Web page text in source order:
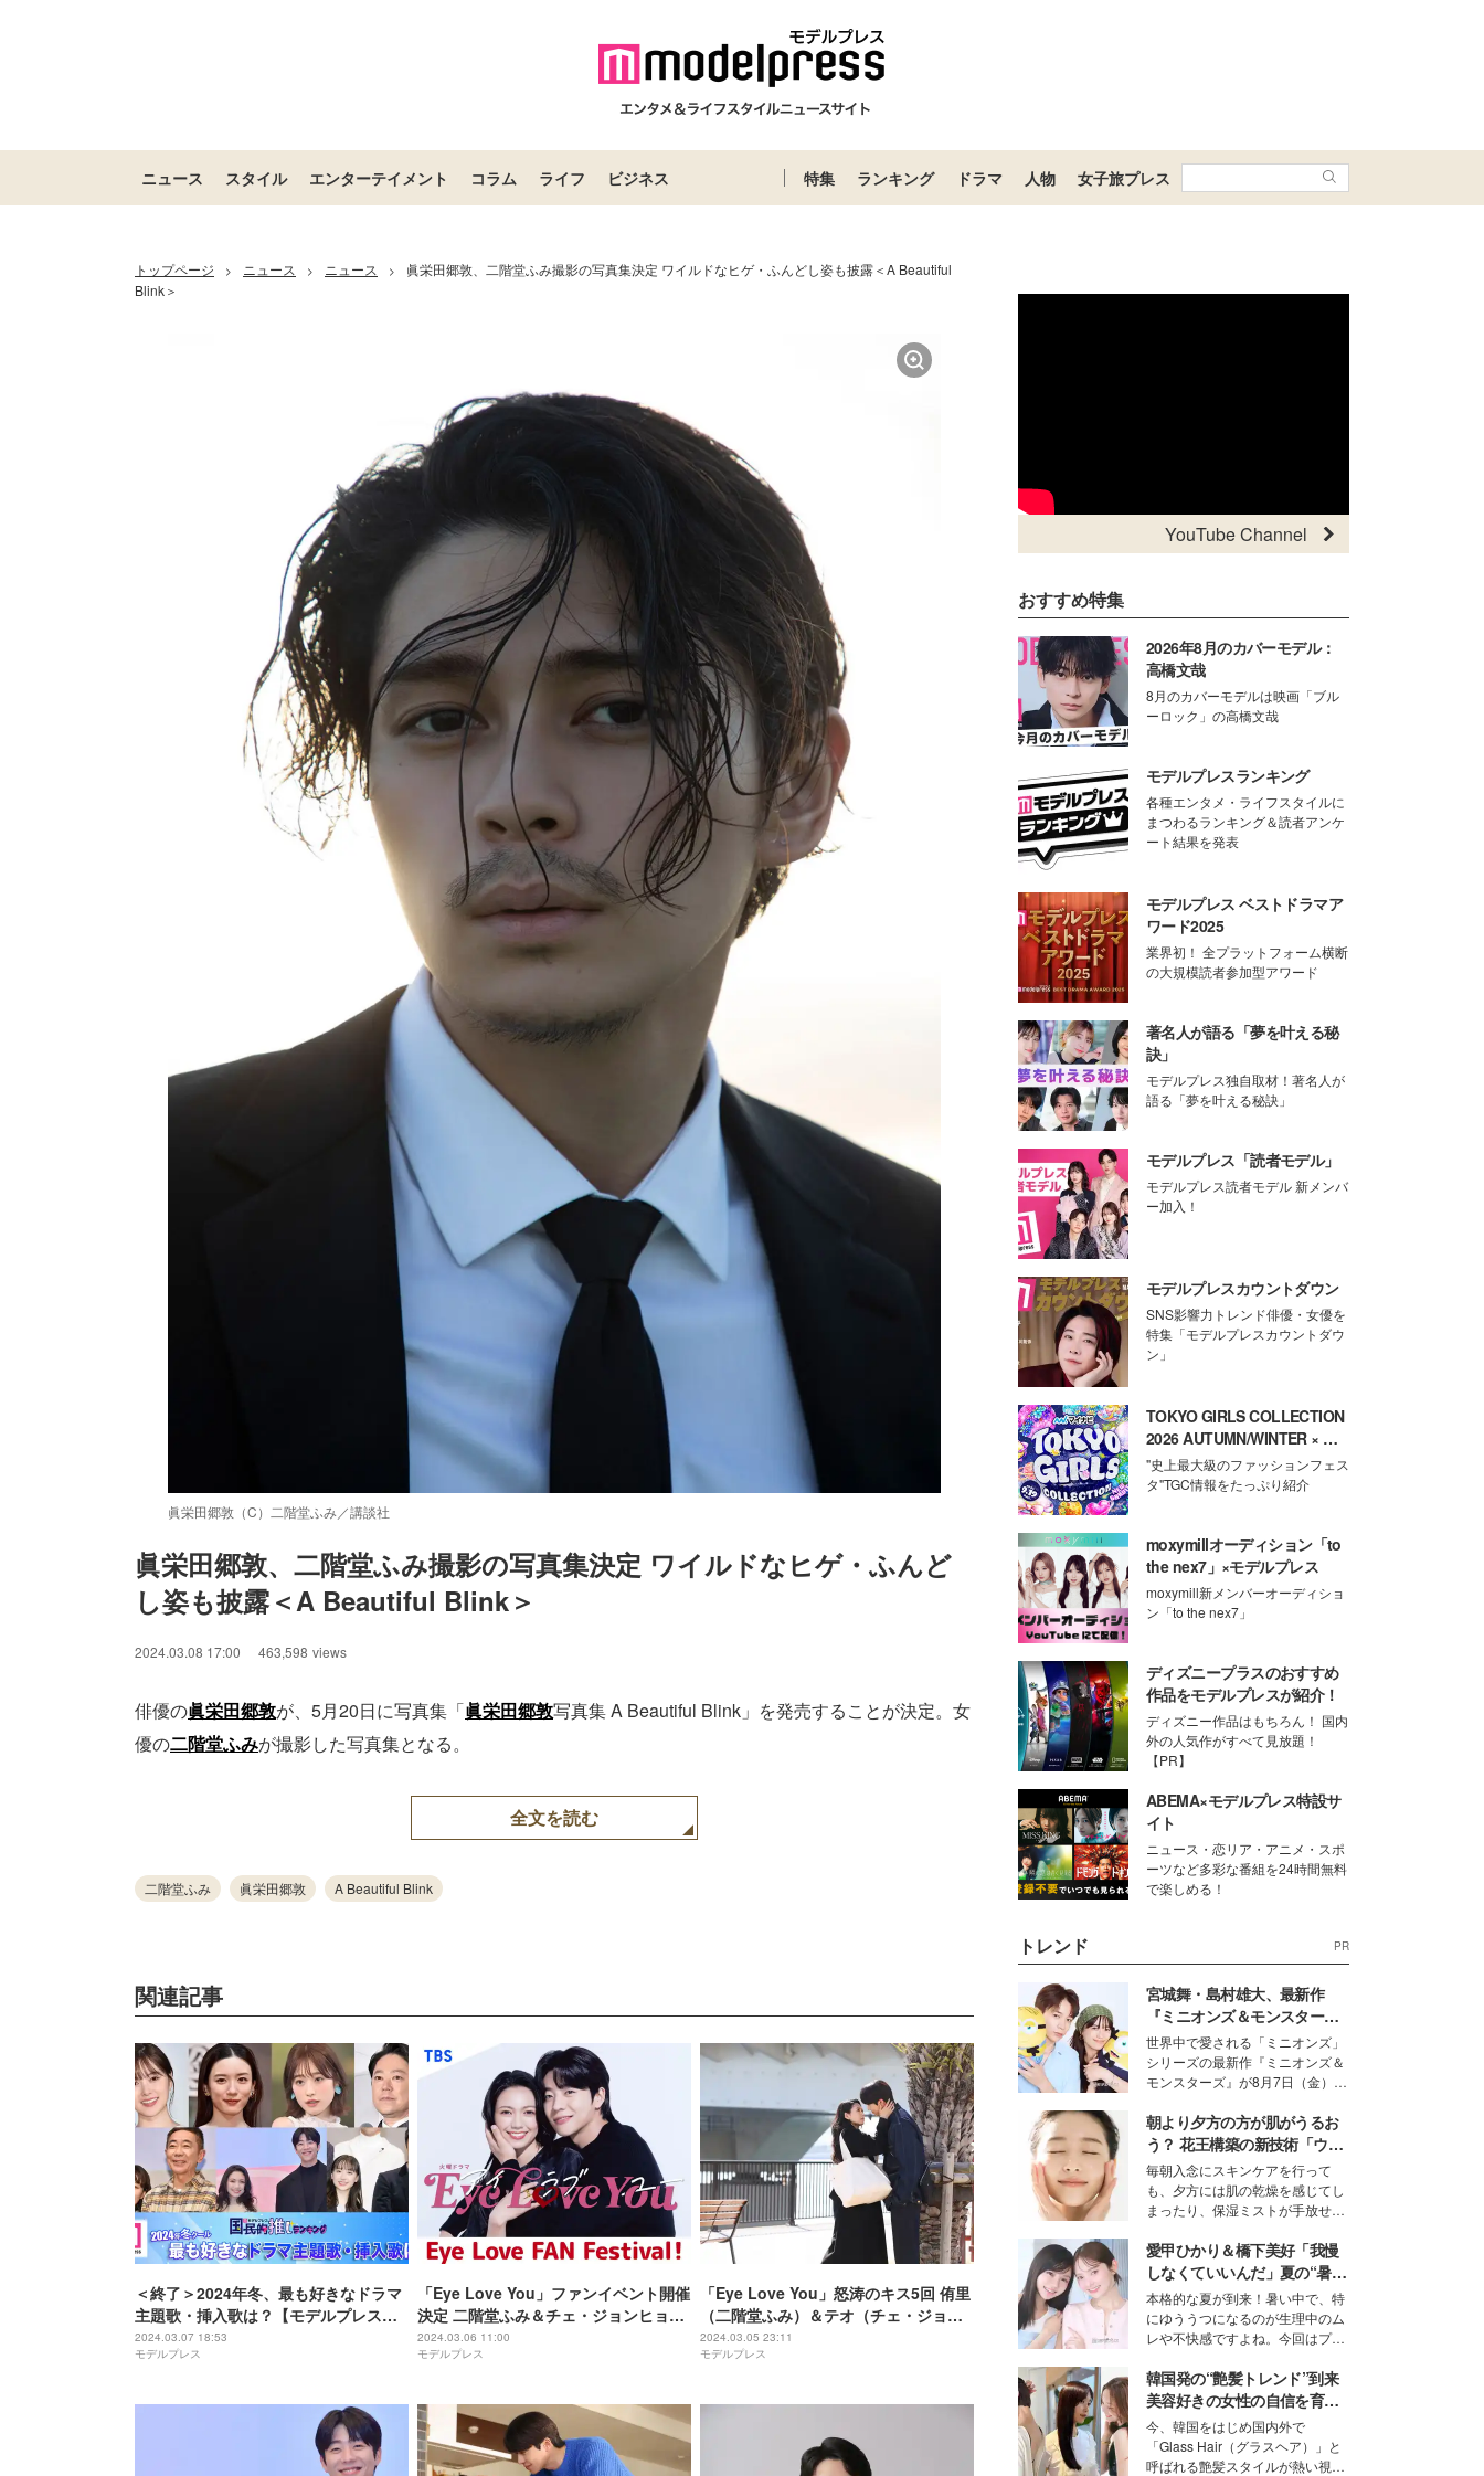
ニュース スタイル エンターテイメント コラム ライフ ビジネス 特集 ランキング ドラマ 人物 女子旅プレス
トップページ > ニュース > ニュース >
眞栄田郷敦、二階堂ふみ撮影の写真集決定 ワイルドなヒゲ・ふんどし姿も披露＜A Beautiful
Blink＞
眞栄田郷敦（C）二階堂ふみ／講談社
眞栄田郷敦、二階堂ふみ撮影の写真集決定 ワイルドなヒゲ・ふんど
し姿も披露＜A Beautiful Blink＞
2024.03.08 17:00 463,598 views
俳優の眞栄田郷敦が、5月20日に写真集「眞栄田郷敦写真集 A Beautiful Blink」を発売することが決定。女
優の二階堂ふみが撮影した写真集となる。
全文を読む
二階堂ふみ 眞栄田郷敦 A Beautiful Blink
関連記事
＜終了＞2024年冬、最も好きなドラマ
主題歌・挿入歌は？【モデルプレス国
民的推しランキング】
2024.03.07 18:53
モデルプレス
「Eye Love You」ファンイベント開催
決定 二階堂ふみ＆チェ・ジョンヒョプ
ら豪華キャスト集結＜「Eye Love
FAN Festival！」日程・会場＞
2024.03.06 11:00
モデルプレス
「Eye Love You」怒涛のキス5回 侑里
（二階堂ふみ）＆テオ（チェ・ジョン
ヒョプ）の“だるまさんがころんだ”に
反響「新たな名シーン誕生」「心の声
2024.03.05 23:11
モデルプレス
YouTube Channel
おすすめ特集
2026年8月のカバーモデル：
高橋文哉
8月のカバーモデルは映画「ブル
ーロック」の高橋文哉
モデルプレスランキング
各種エンタメ・ライフスタイルに
まつわるランキング＆読者アンケ
ート結果を発表
モデルプレス ベストドラマア
ワード2025
業界初！ 全プラットフォーム横断
の大規模読者参加型アワード
著名人が語る「夢を叶える秘
訣」
モデルプレス独自取材！著名人が
語る「夢を叶える秘訣」
モデルプレス「読者モデル」
モデルプレス読者モデル 新メンバ
ー加入！
モデルプレスカウントダウン
SNS影響力トレンド俳優・女優を
特集「モデルプレスカウントダウ
ン」
TOKYO GIRLS COLLECTION
2026 AUTUMN/WINTER × モ
デルプレス
"史上最大級のファッションフェス
タ"TGC情報をたっぷり紹介
moxymillオーディション「to
the nex7」×モデルプレス
moxymill新メンバーオーディショ
ン「to the nex7」
ディズニープラスのおすすめ
作品をモデルプレスが紹介！
ディズニー作品はもちろん！ 国内
外の人気作がすべて見放題！
【PR】
ABEMA×モデルプレス特設サ
イト
ニュース・恋リア・アニメ・スポ
ーツなど多彩な番組を24時間無料
で楽しめる！
トレンド PR
宮城舞・島村雄大、最新作
『ミニオンズ＆モンスター
ズ』の魅力熱弁 ハチャメチャ
だけじゃない“友情と絆”に感
動
世界中で愛される「ミニオンズ」
シリーズの最新作『ミニオンズ＆
モンスターズ』が8月7日（金）に
ニオン好き”という共通点を持つモ
デルの宮城舞と島村雄大の特別対
談をお届け！それぞれの視点か
ら、今作ならではの魅力や予想外
の感動をもたらす奥深いストーリ
ーについて熱く語り合ってもらっ
た。
朝より夕方の方が肌がうるお
う？ 花王構築の新技術「ウォ
ーターキャプチャリングスキ
ン（捕水肌）」がスキンケア
の常識を変える予感
毎朝入念にスキンケアを行って
も、夕方には肌の乾燥を感じてし
まったり、保湿ミストが手放せな
な美容の常識を大きく変える可能
性を秘めた、革新的な「Water
Capturing Skin（ウォーターキャ
プチャリングスキン：捕水肌）」
技術を、花王が構築した。
愛甲ひかり＆橋下美好「我慢
しなくていいんだ」夏の“暑さ
対策”の新しい選択肢とは？
本格的な夏が到来！暑い中で、特
にゆううつになるのが生理中のム
レや不快感ですよね。今回はプラ
モデル・愛甲ひかりさんと橋下美
好さんを迎えて本音で女子会トー
ク。猛暑のお出かけを快適に過ご
すヒントや、2人が感動した夏の
生理の新常識にも迫りました。
韓国発の“艶髪トレンド”到来
美容好きの女性の自信を育む
「ヘアケア事情」って？
今、韓国をはじめ国内外で
「Glass Hair（グラスヘア）」と
呼ばれる艶髪スタイルが熱い視線